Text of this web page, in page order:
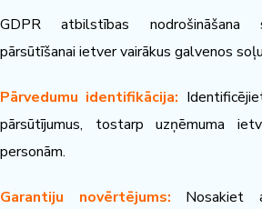
GDPR atbilstības nodrošināšana
pārsūtīšanai ietver vairākus galvenos
Pārvedumu identifikācija:
pārsūtījumus, tostarp uzņēmuma
personām.
Garantiju novērtējums: Nosakiet